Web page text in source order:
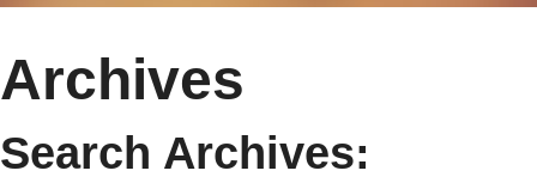
Archives
Search Archives: